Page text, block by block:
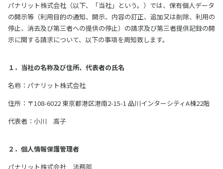
パナリット株式会社（以下、「当社」という。）では、保有個人データ
の開示等（利用目的の通知、開示、内容の訂正、追加又は削除、利用の
停止、消去及び第三者への提供の停止）の請求及び第三者提供記録の開
示に関する請求について、以下の事項を周知致します。
１．当社の名称及び住所、代表者の氏名
名称：パナリット株式会社
住所：〒108-6022 東京都港区港南2-15-1 品川インターシティA棟22階
代表者：小川 高子
２．個人情報保護管理者
パナリット株式会社 法務部